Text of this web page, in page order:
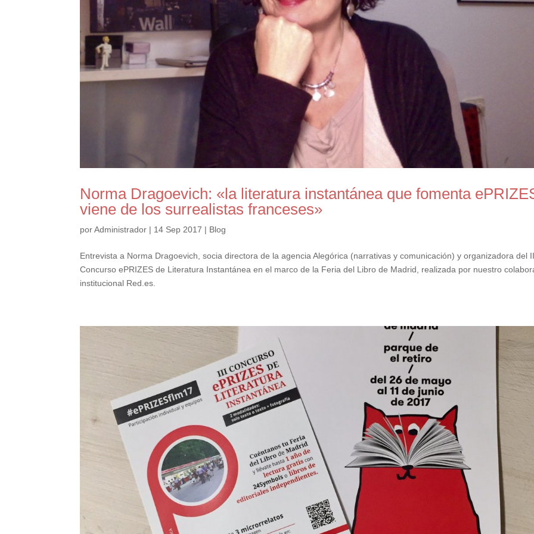
Norma Dragoevich: «la literatura instantánea que fomenta
viene de los surrealistas franceses»
porAdministrador | 14 Sep 2017 | Blog
Entrevista a Norma Dragoevich, socia directora de la agencia Alegórica (narrativas y comunicación) y organizadora del
Concurso ePRIZES de Literatura Instantánea en el marco de la Feria del Libro de Madrid, realizada por nuestro
institucional Red.es.